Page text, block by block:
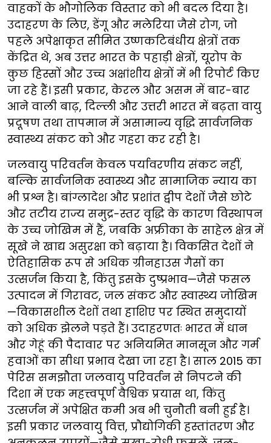
वाहकों के भौगोलिक विस्तार को भी बदल दिया है।
उदाहरण के लिए, डेंगू और मलेरिया जैसे रोग, जो
पहले अपेक्षाकृत सीमित उष्णकटिबंधीय क्षेत्रों तक
केंद्रित थे, अब उत्तर भारत के पहाड़ी क्षेत्रों, यूरोप के
कुछ हिस्सों और उच्च अक्षांशीय क्षेत्रों में भी रिपोर्ट किए
जा रहे हैं। इसी प्रकार, केरल और असम में बार-बार
आने वाली बाढ़, दिल्ली और उत्तरी भारत में बढ़ता वायु
प्रदूषण तथा तापमान में असामान्य वृद्धि सार्वजनिक
स्वास्थ्य संकट को और गहरा कर रही है।
जलवायु परिवर्तन केवल पर्यावरणीय संकट नहीं,
बल्कि सार्वजनिक स्वास्थ्य और सामाजिक न्याय का
भी प्रश्न है। बांग्लादेश और प्रशांत द्वीप देशों जैसे छोटे
और तटीय राज्य समुद्र-स्तर वृद्धि के कारण विस्थापन
के उच्च जोखिम में हैं, जबकि अफ्रीका के साहेल क्षेत्र में
सूखे ने खाद्य असुरक्षा को बढ़ाया है। विकसित देशों ने
ऐतिहासिक रूप से अधिक ग्रीनहाउस गैसों का
उत्सर्जन किया है, किंतु इसके दुष्प्रभाव—जैसे फसल
उत्पादन में गिरावट, जल संकट और स्वास्थ्य जोखिम
—विकासशील देशों तथा हाशिए पर स्थित समुदायों
को अधिक झेलने पड़ते हैं। उदाहरणतः भारत में धान
और गेहूं की पैदावार पर अनियमित मानसून और गर्म
हवाओं का सीधा प्रभाव देखा जा रहा है। साल 2015 का
पेरिस समझौता जलवायु परिवर्तन से निपटने की
दिशा में एक महत्त्वपूर्ण वैश्विक प्रयास था, किंतु
उत्सर्जन में अपेक्षित कमी अब भी चुनौती बनी हुई है।
इसी प्रकार जलवायु वित्त, प्रौद्योगिकी हस्तांतरण और